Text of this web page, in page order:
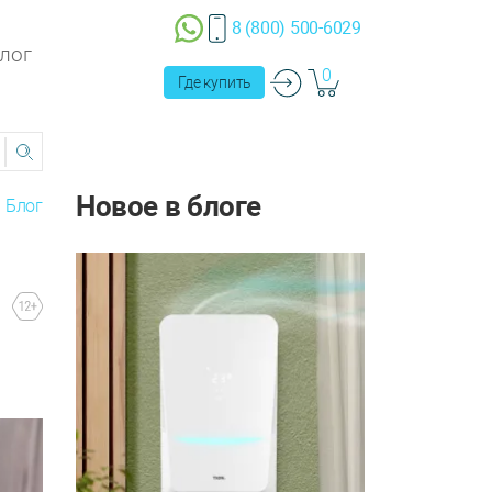
8 (800) 500-6029
Где купить 0
Блог Новое в блоге